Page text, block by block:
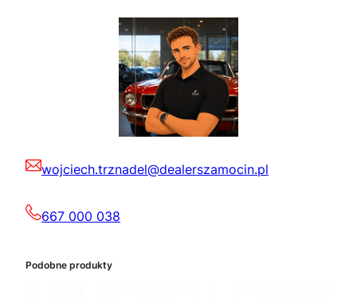
wojciech.trznadel@dealerszamocin.pl
667 000 038
Podobne produkty